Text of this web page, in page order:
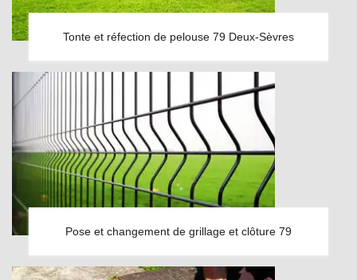
Tonte et réfection de pelouse 79 Deux-Sèvres
Pose et changement de grillage et clôture 79